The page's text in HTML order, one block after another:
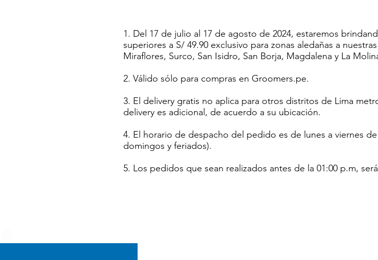
1. Del 17 de julio al 17 de agosto de 2024, estaremos
superiores a S/ 49.90 exclusivo para zonas aledañas a
Miraflores, Surco, San Isidro, San Borja, Magdalena y La
2. Válido sólo para compras en Groomers.pe.
3. El delivery gratis no aplica para otros distritos de Lima
delivery es adicional, de acuerdo a su ubicación.
4. El horario de despacho del pedido es de lunes a viernes
domingos y feriados).
5. Los pedidos que sean realizados antes de la 01:00 p.m,